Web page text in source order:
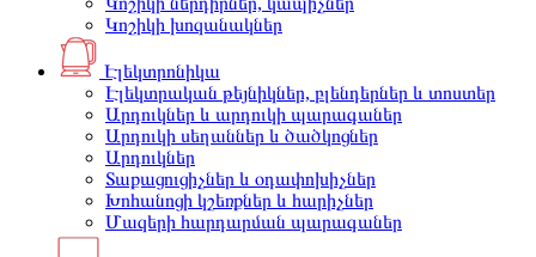
Կոշիկի խոզանակներ
Էլեկտրոնիկա
Էլեկտրական թեյնիկներ, բլենդերներ և տոստեր
Արդուկներ և արդուկի պարագաներ
Արդուկի սեղաններ և ծածկոցներ
Արդուկներ
Տաքացուցիչներ և օդափոխիչներ
Խոհանոցի կշեռքներ և հարիչներ
Մազերի հարդարման պարագաներ